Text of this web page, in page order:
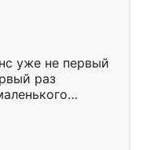
уже не первый
раз
,во второй раз
очень
быстрая,